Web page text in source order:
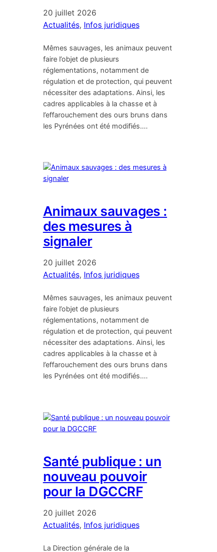
20 juillet 2026
Actualités, Infos juridiques
Mêmes sauvages, les animaux peuvent
faire l’objet de plusieurs
réglementations, notamment de
régulation et de protection, qui peuvent
nécessiter des adaptations. Ainsi, les
cadres applicables à la chasse et à
l’effarouchement des ours bruns dans
les Pyrénées ont été modifiés….
Animaux sauvages :
des mesures à
signaler
20 juillet 2026
Actualités, Infos juridiques
Mêmes sauvages, les animaux peuvent
faire l’objet de plusieurs
réglementations, notamment de
régulation et de protection, qui peuvent
nécessiter des adaptations. Ainsi, les
cadres applicables à la chasse et à
l’effarouchement des ours bruns dans
les Pyrénées ont été modifiés….
Santé publique : un
nouveau pouvoir
pour la DGCCRF
20 juillet 2026
Actualités, Infos juridiques
La Direction générale de la